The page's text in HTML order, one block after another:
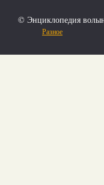
© Энциклопедия
Разное